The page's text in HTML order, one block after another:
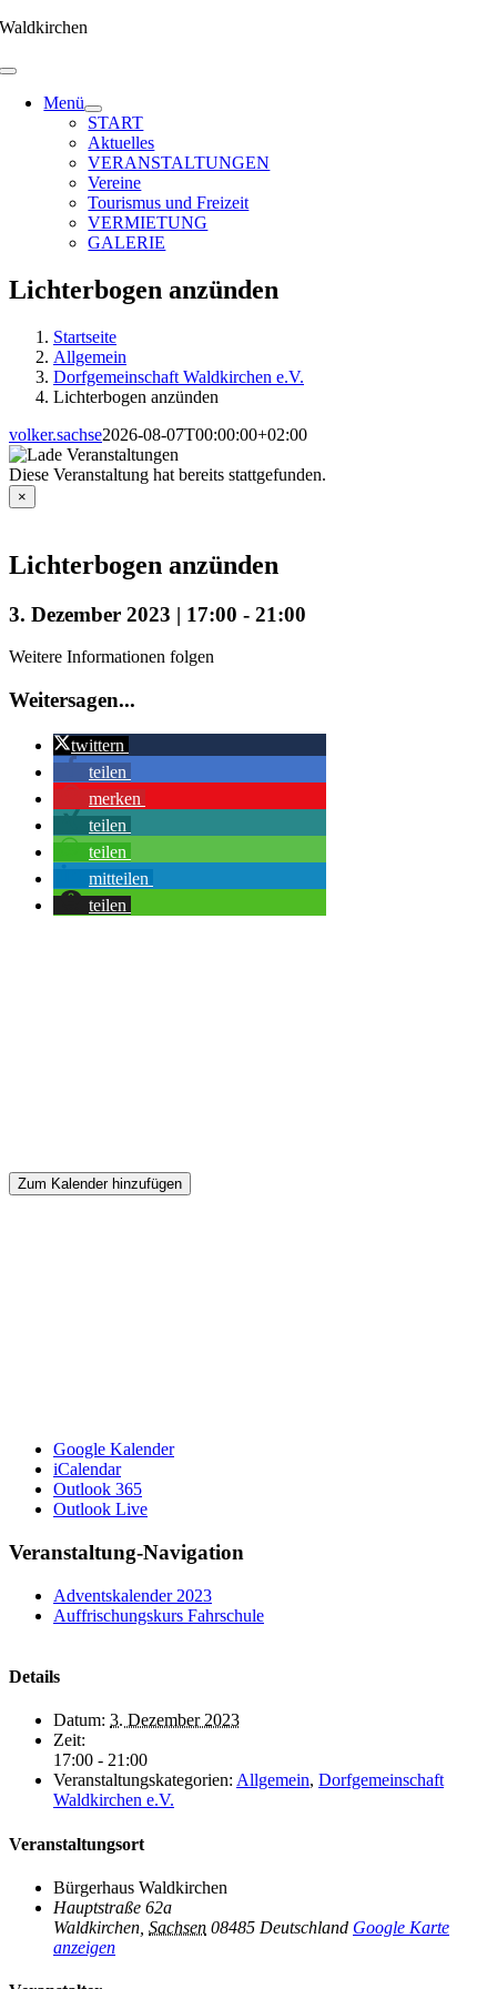
Zum
springen
Waldkirchen
Menü
START
Aktuelles
VERANSTALTUNGEN
Vereine
Tourismus und Freizeit
VERMIETUNG
GALERIE
Lichterbogen anzünden
Startseite
Allgemein
Dorfgemeinschaft Waldkirchen e.V.
Lichterbogen anzünden
volker.sachse2026-08-07T00:00:00+02:00
Diese Veranstaltung hat bereits stattgefunden.
×
Lichterbogen anzünden
3. Dezember 2023 | 17:00 - 21:00
Weitere Informationen folgen
Weitersagen...
twittern
teilen
merken
teilen
teilen
mitteilen
teilen
Zum Kalender hinzufügen
Google Kalender
iCalendar
Outlook 365
Outlook Live
Veranstaltung-Navigation
Adventskalender 2023
Auffrischungskurs Fahrschule
Details
Datum: 3. Dezember 2023
Zeit:
17:00 - 21:00
Veranstaltungskategorien: Allgemein, Dorfgemeinschaft
Waldkirchen e.V.
Veranstaltungsort
Bürgerhaus Waldkirchen
Hauptstraße 62a
Waldkirchen Sachsen 08485 Deutschland Google Karte
anzeigen